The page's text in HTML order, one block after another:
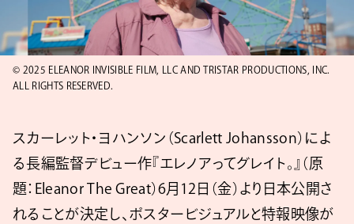
© 2025 ELEANOR INVISIBLE FILM, LLC AND TRISTAR PRODUCTIONS, INC.
ALL RIGHTS RESERVED.
スカーレット・ヨハンソン（Scarlett Johansson）によ
る長編監督デビュー作『エレノアってグレイト。』（原
題：Eleanor The Great）6月12日（金）より日本公開さ
れることが決定し、ポスタービジュアルと特報映像が